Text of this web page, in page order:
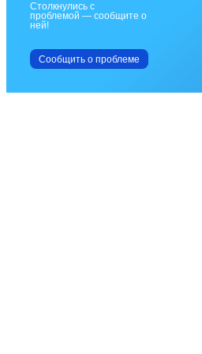
Столкнулись с
проблемой — сообщите о
ней!
Сообщить о проблеме